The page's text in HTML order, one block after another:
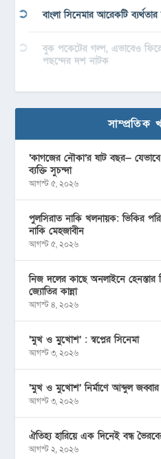
বাংলা সিনেমার আরেকটি
বুক পকেটের গল্প, এভাবেও
পছন্দের দশ নাটক
সাম্প্রতিক
‘কাগজের নৌকা’র ষাট বছর—
ব্যক্তি সুচন্দা
আগস্ট ৫, ২০২৬
পুলসিরাত নাকি খলনায়ক: ভিকির
নাকি মেহজাবীন
আগস্ট ৫, ২০২৬
নিজ দলের কাছে অনলাইনে হেনস্তার
জ্যোতির কান্না
আগস্ট ৪, ২০২৬
‘মুখ ও মু্খোশ’ : স্বপ্নের সিনেমা
আগস্ট ৩, ২০২৬
‘মুখ ও মুখোশ’ নির্মাণে আব্দুল
আগস্ট ৩, ২০২৬
ঐতিহ্য হারিয়ে এক দিনেই বন্ধ
আগস্ট ২, ২০২৬